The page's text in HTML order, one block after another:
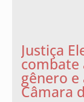
Justiça
combate
gênero
Câmara